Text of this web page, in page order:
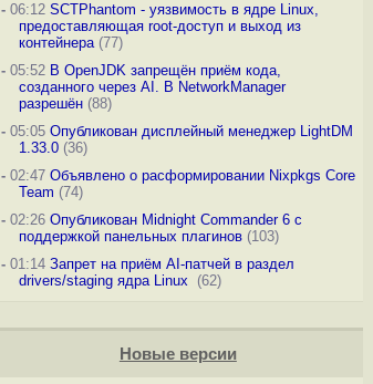
-06:12 SCTPhantom - уязвимость в ядре Linux,
предоставляющая root-доступ и выход из
контейнера(77)
-05:52 В OpenJDK запрещён приём кода,
созданного через AI. В NetworkManager
разрешён(88)
-05:05 Опубликован дисплейный менеджер LightDM
1.33.0(36)
-02:47 Объявлено о расформировании Nixpkgs Core
Team (74)
-02:26 Опубликован Midnight Commander 6 c
поддержкой панельных плагинов(103)
-01:14 Запрет на приём AI-патчей в раздел
drivers/staging ядра Linux
(62)
Новые версии